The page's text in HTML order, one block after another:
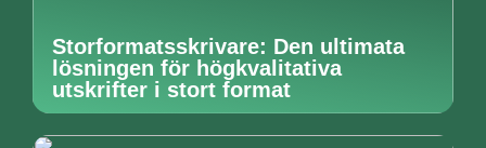
Storformatsskrivare: Den ultimata
lösningen för högkvalitativa
utskrifter i stort format